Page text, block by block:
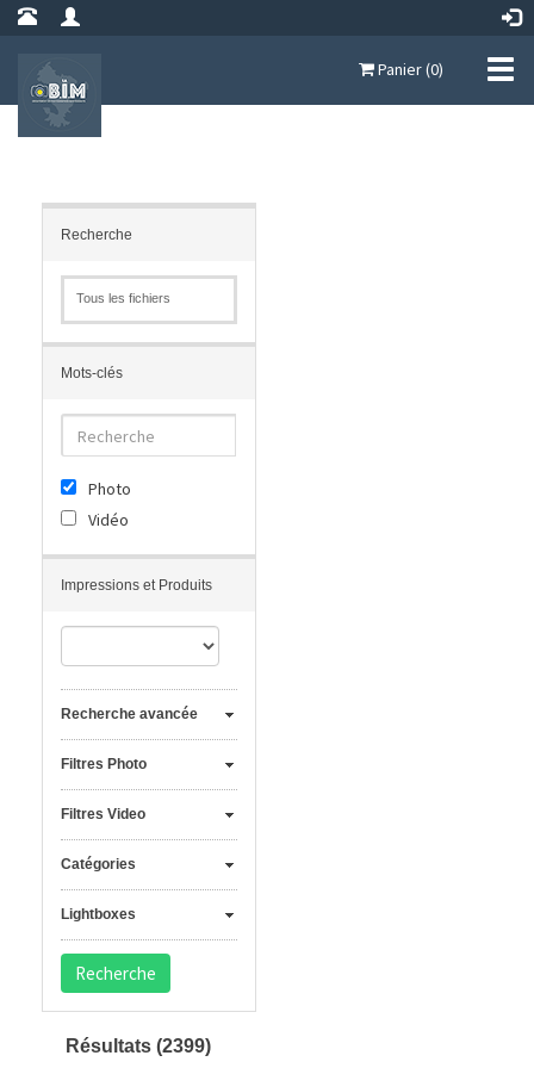
Panier (0)
Recherche
Tous les fichiers
Mots-clés
Photo
Vidéo
Impressions et Produits
Recherche avancée
Filtres Photo
Filtres Video
Catégories
Lightboxes
Résultats (2399)